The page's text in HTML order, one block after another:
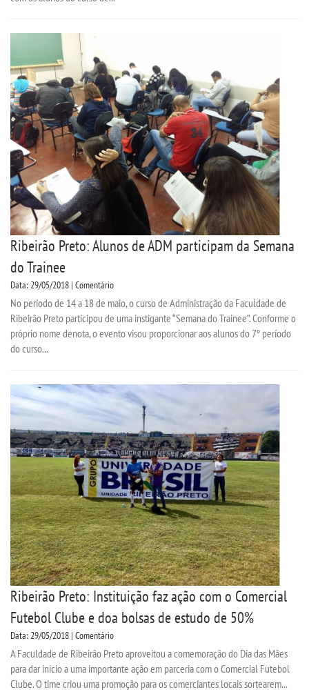
Ribeirão Preto: Alunos de ADM participam da Semana
do Trainee
Data: 29/05/2018 | Comentário
No período de 14 a 18 de maio, o curso de Administração da Faculdade de
Ribeirão Preto participou de uma instigante “Semana do Trainee”. Conforme o
próprio nome denota, o evento visou proporcionar aos alunos do 7º período
do curso...
Ribeirão Preto: Instituição faz ação com o Comercial
Futebol Clube e doa bolsas de estudo de 50%
Data: 29/05/2018 | Comentário
A Faculdade de Ribeirão Preto aproveitou a comemoração do Dia das Mães
para dar início a uma importante ação em parceria com o Comercial Futebol
Clube. O time criou uma promoção para os comerciantes locais sortearem...